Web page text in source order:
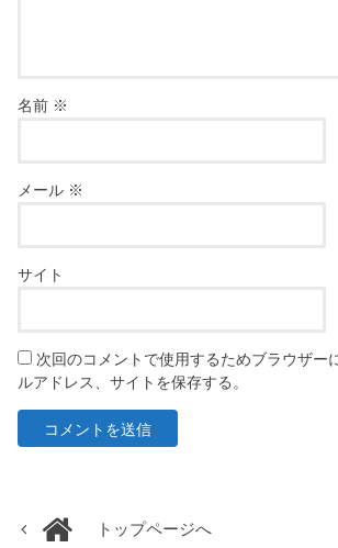
名前 ※
メール ※
サイト
次回のコメントで使用するためブラウザー
ルアドレス、サイトを保存する。
トップページへ